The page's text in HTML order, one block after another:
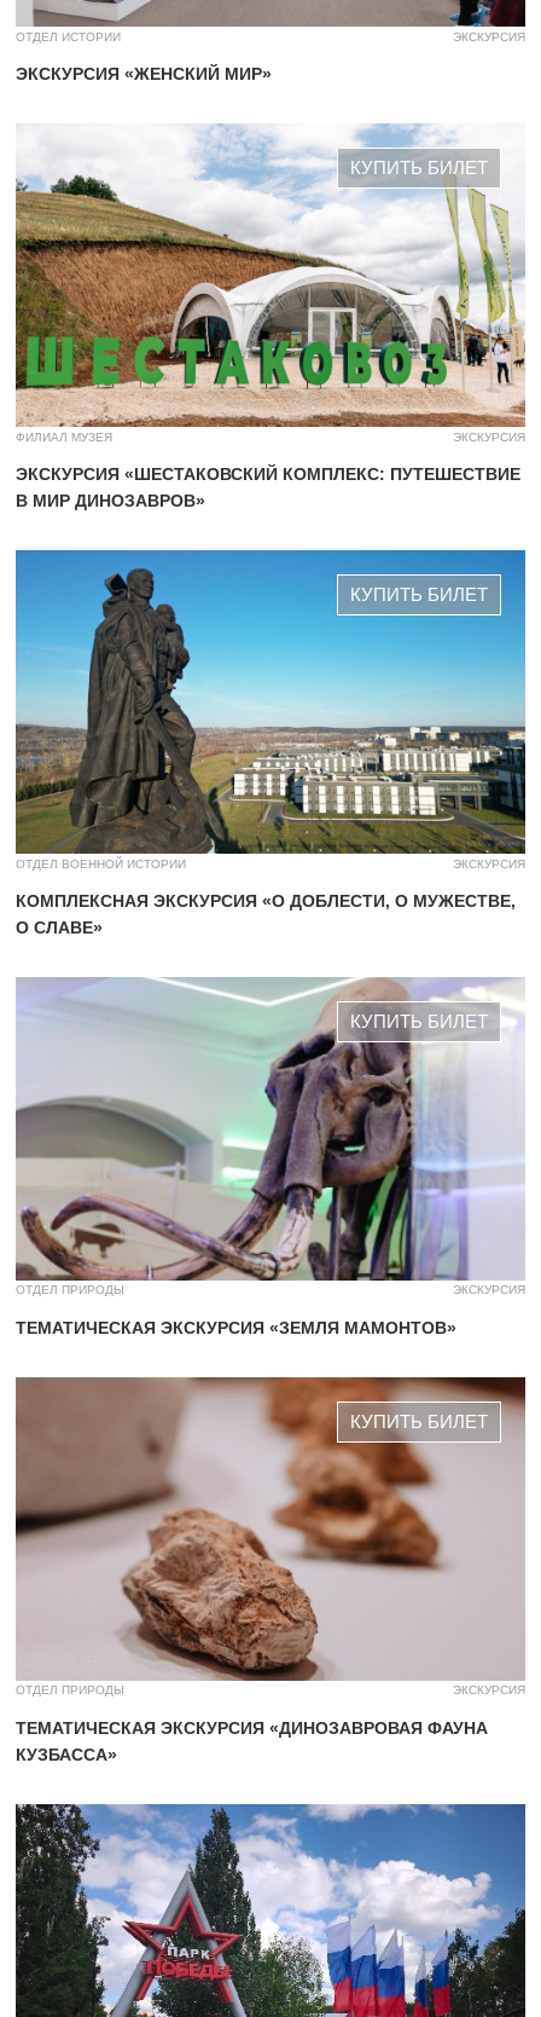
ОТДЕЛ ИСТОРИИ ЭКСКУРСИЯ
ЭКСКУРСИЯ «ЖЕНСКИЙ МИР»
ФИЛИАЛ МУЗЕЯ ЭКСКУРСИЯ
ЭКСКУРСИЯ «ШЕСТАКОВСКИЙ КОМПЛЕКС: ПУТЕШЕСТВИЕ
В МИР ДИНОЗАВРОВ»
КУПИТЬ БИЛЕТ
ОТДЕЛ ВОЕННОЙ ИСТОРИИ ЭКСКУРСИЯ
КОМПЛЕКСНАЯ ЭКСКУРСИЯ «О ДОБЛЕСТИ, О МУЖЕСТВЕ,
О СЛАВЕ»
КУПИТЬ БИЛЕТ
ОТДЕЛ ПРИРОДЫ ЭКСКУРСИЯ
ТЕМАТИЧЕСКАЯ ЭКСКУРСИЯ «ЗЕМЛЯ МАМОНТОВ»
КУПИТЬ БИЛЕТ
ОТДЕЛ ПРИРОДЫ ЭКСКУРСИЯ
ТЕМАТИЧЕСКАЯ ЭКСКУРСИЯ «ДИНОЗАВРОВАЯ ФАУНА
КУЗБАССА»
КУПИТЬ БИЛЕТ